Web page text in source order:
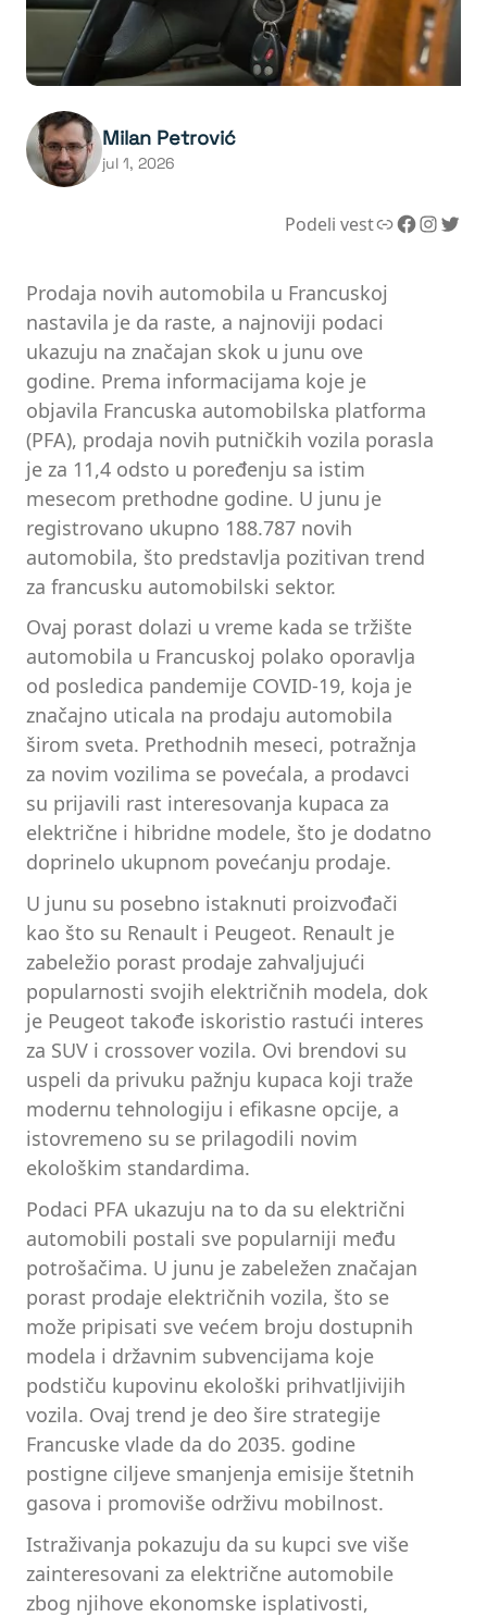
Milan Petrović
jul 1, 2026
Podeli vestLink Facebook InstagramTwitter
Prodaja novih automobila u Francuskoj
nastavila je da raste, a najnoviji podaci
ukazuju na značajan skok u junu ove
godine. Prema informacijama koje je
objavila Francuska automobilska platforma
(PFA), prodaja novih putničkih vozila porasla
je za 11,4 odsto u poređenju sa istim
mesecom prethodne godine. U junu je
registrovano ukupno 188.787 novih
automobila, što predstavlja pozitivan trend
za francusku automobilski sektor.
Ovaj porast dolazi u vreme kada se tržište
automobila u Francuskoj polako oporavlja
od posledica pandemije COVID-19, koja je
značajno uticala na prodaju automobila
širom sveta. Prethodnih meseci, potražnja
za novim vozilima se povećala, a prodavci
su prijavili rast interesovanja kupaca za
električne i hibridne modele, što je dodatno
doprinelo ukupnom povećanju prodaje.
U junu su posebno istaknuti proizvođači
kao što su Renault i Peugeot. Renault je
zabeležio porast prodaje zahvaljujući
popularnosti svojih električnih modela, dok
je Peugeot takođe iskoristio rastući interes
za SUV i crossover vozila. Ovi brendovi su
uspeli da privuku pažnju kupaca koji traže
modernu tehnologiju i efikasne opcije, a
istovremeno su se prilagodili novim
ekološkim standardima.
Podaci PFA ukazuju na to da su električni
automobili postali sve popularniji među
potrošačima. U junu je zabeležen značajan
porast prodaje električnih vozila, što se
može pripisati sve većem broju dostupnih
modela i državnim subvencijama koje
podstiču kupovinu ekološki prihvatljivijih
vozila. Ovaj trend je deo šire strategije
Francuske vlade da do 2035. godine
postigne ciljeve smanjenja emisije štetnih
gasova i promoviše održivu mobilnost.
Istraživanja pokazuju da su kupci sve više
zainteresovani za električne automobile
zbog njihove ekonomske isplativosti,